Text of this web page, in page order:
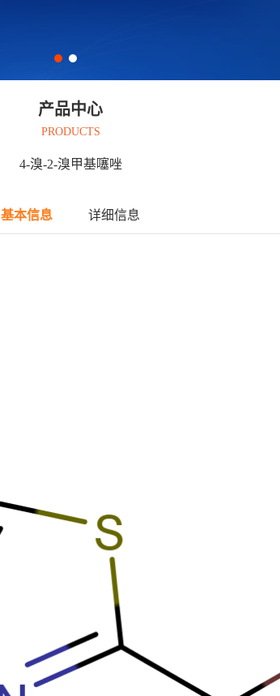
产品中心
PRODUCTS
4-溴-2-溴甲基噻唑
基本信息 详细信息